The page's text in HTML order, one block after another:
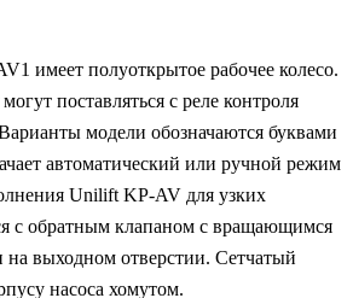
имеет полуоткрытое рабочее колесо.
поставляться с реле контроля
модели обозначаются буквами
автоматический или ручной режим
Unilift KP-AV для узких
с обратным клапаном с вращающимся
на выходном отверстии. Сетчатый
насоса хомутом.